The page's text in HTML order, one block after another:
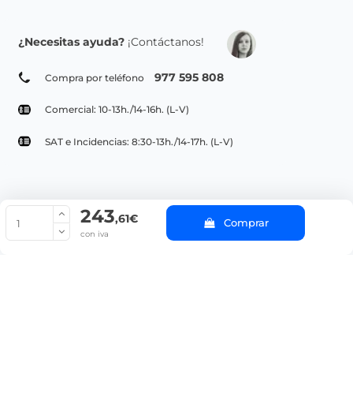
243,61€
con iva
Comprar
¿Necesitas ayuda? ¡Contáctanos!
Compra por teléfono 977 595 808
Comercial: 10-13h./14-16h. (L-V)
SAT e Incidencias: 8:30-13h./14-17h. (L-V)
© Copyright 2022 PepeBar.com |
Aviso legal y
Condiciones generales de compra |